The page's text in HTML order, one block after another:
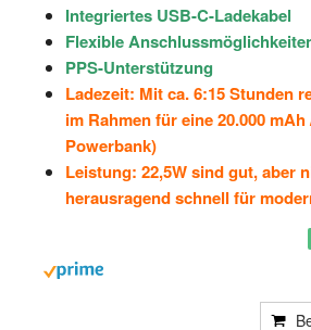
Integriertes USB-C-Ladekabel
Flexible
PPS-Unterstützung
Ladezeit: Mit ca. 6:15 Stunden
im Rahmen für eine 20.000 mAh
Powerbank)
Leistung: 22,5W sind gut, aber
herausragend schnell für